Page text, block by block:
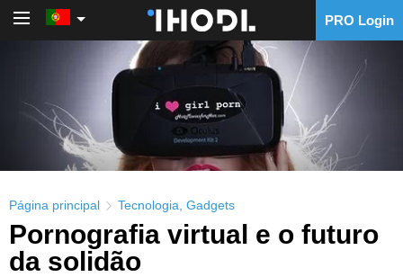
PRO Login
Página principal Tecnologia Gadgets
Pornografia virtual e o futuro
da solidão